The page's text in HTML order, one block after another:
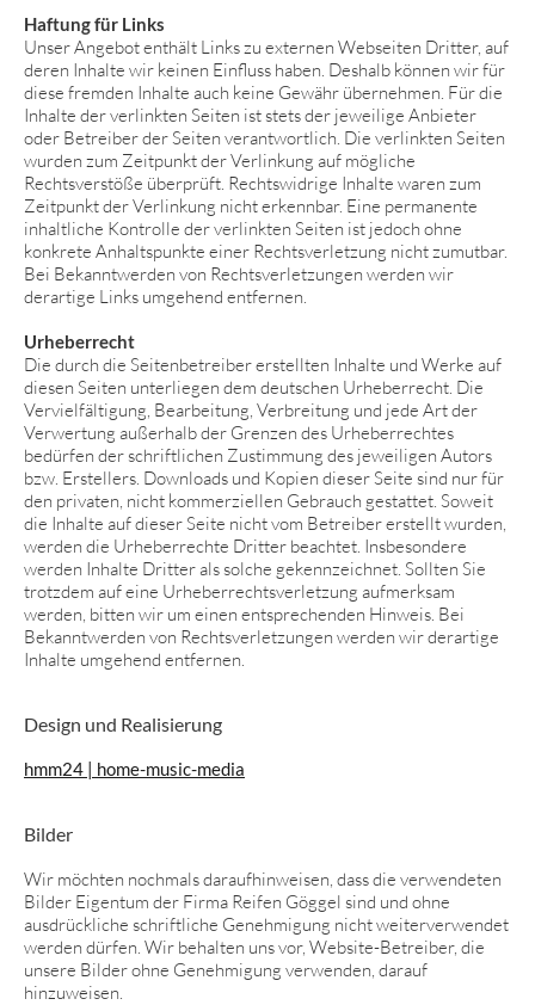
Haftung für Links
Unser Angebot enthält Links zu externen Webseiten Dritter, auf
deren Inhalte wir keinen Einfluss haben. Deshalb können wir für
diese fremden Inhalte auch keine Gewähr übernehmen. Für die
Inhalte der verlinkten Seiten ist stets der jeweilige Anbieter
oder Betreiber der Seiten verantwortlich. Die verlinkten Seiten
wurden zum Zeitpunkt der Verlinkung auf mögliche
Rechtsverstöße überprüft. Rechtswidrige Inhalte waren zum
Zeitpunkt der Verlinkung nicht erkennbar. Eine permanente
inhaltliche Kontrolle der verlinkten Seiten ist jedoch ohne
konkrete Anhaltspunkte einer Rechtsverletzung nicht zumutbar.
Bei Bekanntwerden von Rechtsverletzungen werden wir
derartige Links umgehend entfernen.
Urheberrecht
Die durch die Seitenbetreiber erstellten Inhalte und Werke auf
diesen Seiten unterliegen dem deutschen Urheberrecht. Die
Vervielfältigung, Bearbeitung, Verbreitung und jede Art der
Verwertung außerhalb der Grenzen des Urheberrechtes
bedürfen der schriftlichen Zustimmung des jeweiligen Autors
bzw. Erstellers. Downloads und Kopien dieser Seite sind nur für
den privaten, nicht kommerziellen Gebrauch gestattet. Soweit
die Inhalte auf dieser Seite nicht vom Betreiber erstellt wurden,
werden die Urheberrechte Dritter beachtet. Insbesondere
werden Inhalte Dritter als solche gekennzeichnet. Sollten Sie
trotzdem auf eine Urheberrechtsverletzung aufmerksam
werden, bitten wir um einen entsprechenden Hinweis. Bei
Bekanntwerden von Rechtsverletzungen werden wir derartige
Inhalte umgehend entfernen.
Design und Realisierung
hmm24 | home-music-media
Bilder
Wir möchten nochmals daraufhinweisen, dass die verwendeten
Bilder Eigentum der Firma Reifen Göggel sind und ohne
ausdrückliche schriftliche Genehmigung nicht weiterverwendet
werden dürfen. Wir behalten uns vor, Website-Betreiber, die
unsere Bilder ohne Genehmigung verwenden, darauf
hinzuweisen.